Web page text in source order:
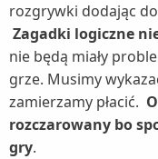
rozgrywki dodając
Zagadki logiczne
nie będą miały
grze. Musimy
zamierzamy płacić.
rozczarowany bo
gry.